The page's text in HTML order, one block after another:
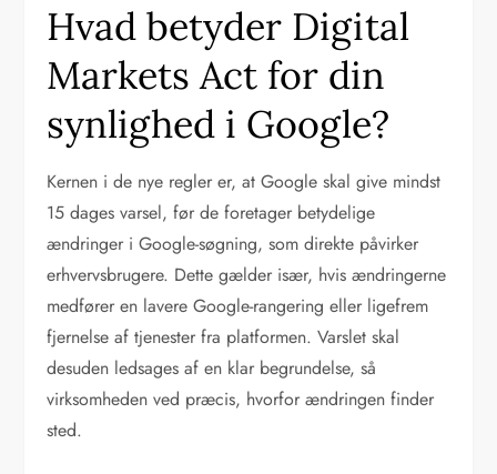
Hvad betyder Digital
Markets Act for din
synlighed i Google?
Kernen i de nye regler er, at Google skal give mindst
15 dages varsel, før de foretager betydelige
ændringer i Google-søgning, som direkte påvirker
erhvervsbrugere. Dette gælder især, hvis ændringerne
medfører en lavere Google-rangering eller ligefrem
fjernelse af tjenester fra platformen. Varslet skal
desuden ledsages af en klar begrundelse, så
virksomheden ved præcis, hvorfor ændringen finder
sted.